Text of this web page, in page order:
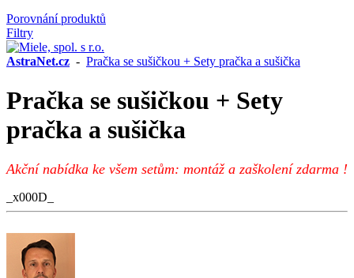
Porovnání produktů
Filtry
AstraNet.cz - Pračka se sušičkou + Sety pračka a sušička
Pračka se sušičkou + Sety
pračka a sušička
Akční nabídka ke všem setům: montáž a zaškolení zdarma !
_x000D_